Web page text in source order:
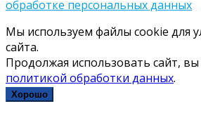
обработке персональных данных
Мы используем файлы cookie для
сайта.
Продолжая использовать сайт, вы
политикой обработки данных.
Хорошо